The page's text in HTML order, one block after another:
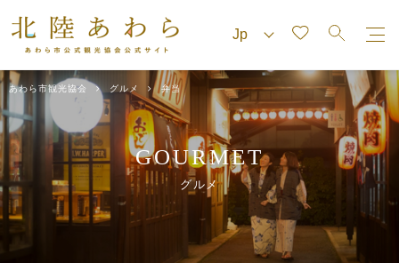
あわら市観光協会 グルメ 弁当
GOURMET
グルメ